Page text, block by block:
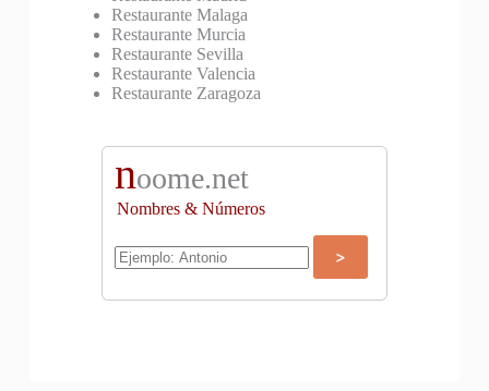
Restaurante Malaga
Restaurante Murcia
Restaurante Sevilla
Restaurante Valencia
Restaurante Zaragoza
noome.net
Nombres & Números